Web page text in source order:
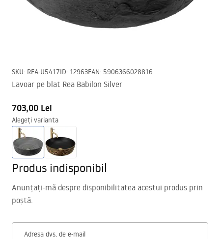
SKU: REA-U5417ID: 12963EAN: 5906366028816
Lavoar pe blat Rea Babilon Silver
703,00 Lei
Alegeți varianta
Produs indisponibil
Anunțați-mă despre disponibilitatea acestui produs prin
poștă.
Adresa dvs. de e-mail